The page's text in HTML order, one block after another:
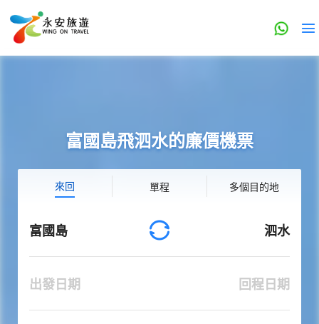
富國島飛泗水的廉價機票
來回 單程 多個目的地
富國島 泗水
出發日期 回程日期